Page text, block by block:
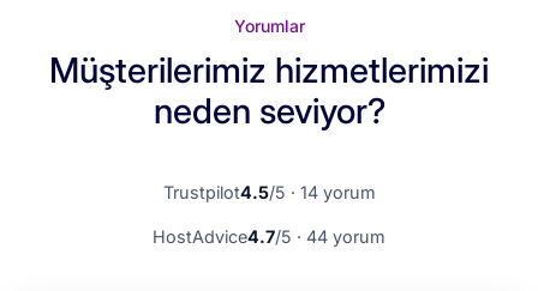
Yorumlar
Müşterilerimiz hizmetlerimizi
neden seviyor?
Trustpilot4.5/5 · 14 yorum
HostAdvice4.7/5 · 44 yorum